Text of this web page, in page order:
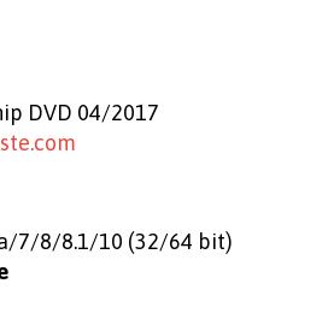
DVD 04/2017
7/8/8.1/10 (32/64 bit)